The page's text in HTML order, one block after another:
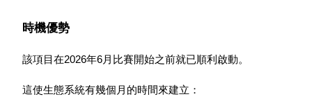
更多活動
贏得獎品與專屬獎勵
福利中心
時機優勢
該項目在2026年6月比賽開始之前就已順利啟動。
這使生態系統有幾個月的時間來建立：